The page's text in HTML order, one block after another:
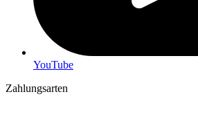
YouTube
Zahlungsarten